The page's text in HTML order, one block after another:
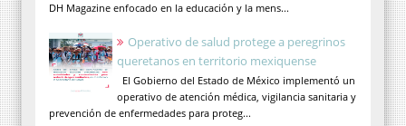
DH Magazine enfocado en la educación y la mens...
Operativo de salud protege a peregrinos
queretanos en territorio mexiquense
El Gobierno del Estado de México implementó un
operativo de atención médica, vigilancia sanitaria y
prevención de enfermedades para proteg...